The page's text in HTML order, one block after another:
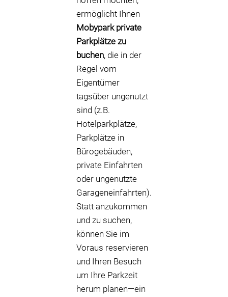
ermöglicht Ihnen
Mobypark private
Parkplätze zu
buchen, die in der
Regel vom
Eigentümer
tagsüber ungenutzt
sind (z.B.
Hotelparkplätze,
Parkplätze in
Bürogebäuden,
private Einfahrten
oder ungenutzte
Garageneinfahrten).
Statt anzukommen
und zu suchen,
können Sie im
Voraus reservieren
und Ihren Besuch
um Ihre Parkzeit
herum planen—ein